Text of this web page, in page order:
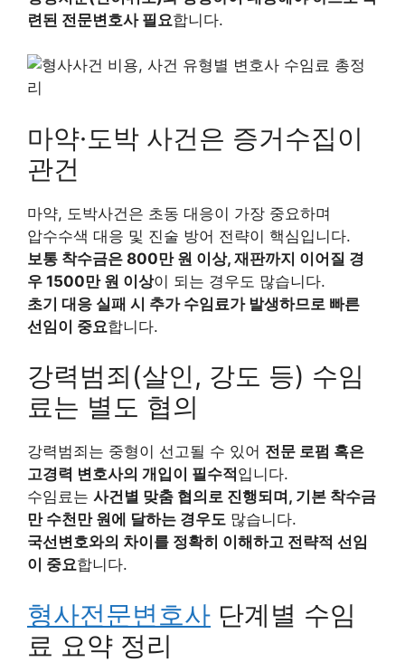
련된 전문변호사 필요합니다.
마약·도박 사건은 증거수집이
관건
마약, 도박사건은 초동 대응이 가장 중요하며
압수수색 대응 및 진술 방어 전략이 핵심입니다.
보통 착수금은 800만 원 이상, 재판까지 이어질 경
우 1500만 원 이상이 되는 경우도 많습니다.
초기 대응 실패 시 추가 수임료가 발생하므로 빠른
선임이 중요합니다.
강력범죄(살인, 강도 등) 수임
료는 별도 협의
강력범죄는 중형이 선고될 수 있어 전문 로펌 혹은
고경력 변호사의 개입이 필수적 입니다.
수임료는 사건별 맞춤 협의로 진행되며, 기본 착수금
만 수천만 원에 달하는 경우도 많습니다.
국선변호와의 차이를 정확히 이해하고 전략적 선임
이 중요합니다.
형사전문변호사 단계별 수임
료 요약 정리